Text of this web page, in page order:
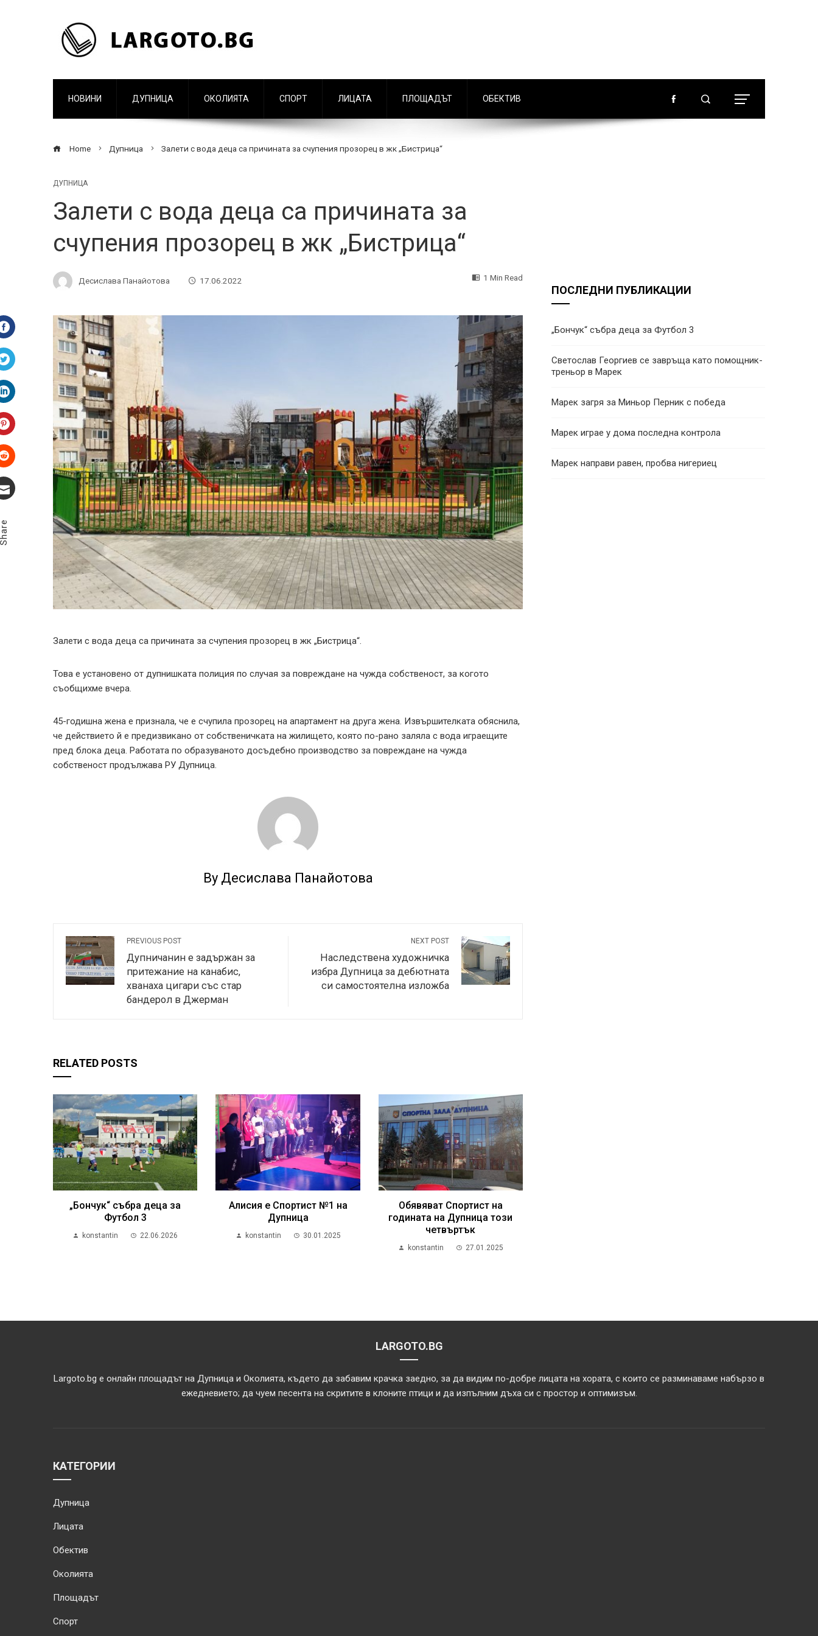
НОВИНИ ДУПНИЦА ОКОЛИЯТА СПОРТ ЛИЦАТА ПЛОЩАДЪТ ОБЕКТИВ
Home Дупница Залети с вода деца са причината за счупения прозорец в жк „Бистрица“
ДУПНИЦА
Залети с вода деца са причината за
счупения прозорец в жк „Бистрица“
Десислава Панайотова 17.06.2022 1 Min Read
Facebook
Twitter
LinkedIn
Pinterest
Stumbleupon
Залети с вода деца са причината за счупения прозорец в жк „Бистрица“.
Това е установено от дупнишката полиция по случая за повреждане на чужда собственост, за когото
съобщихме вчера.
45-годишна жена е признала, че е счупила прозорец на апартамент на друга жена. Извършителката обяснила,
че действието й е предизвикано от собственичката на жилището, която по-рано заляла с вода играещите
пред блока деца. Работата по образуваното досъдебно производство за повреждане на чужда
собственост продължава РУ Дупница.
By Десислава Панайотова
PREVIOUS POST
Дупничанин е задържан за
притежание на канабис,
хванаха цигари със стар
бандерол в Джерман
NEXT POST
Наследствена художничка
избра Дупница за дебютната
си самостоятелна изложба
RELATED POSTS
„Бончук“ събра деца за
Футбол 3
konstantin 22.06.2026
Алисия е Спортист №1 на
Дупница
konstantin 30.01.2025
Обявяват Спортист на
годината на Дупница този
четвъртък
konstantin 27.01.2025
ПОСЛЕДНИ ПУБЛИКАЦИИ
„Бончук“ събра деца за Футбол 3
Светослав Георгиев се завръща като помощник-
треньор в Марек
Марек загря за Миньор Перник с победа
Марек играе у дома последна контрола
Марек направи равен, пробва нигериец
LARGOTO.BG
Largoto.bg е онлайн площадът на Дупница и Околията, където да забавим крачка заедно, за да видим по-добре лицата на хората, с които се разминаваме набързо в
ежедневието; да чуем песента на скритите в клоните птици и да изпълним дъха си с простор и оптимизъм.
КАТЕГОРИИ
Дупница
Лицата
Обектив
Околията
Площадът
Спорт